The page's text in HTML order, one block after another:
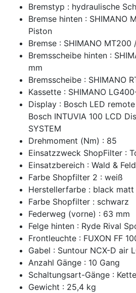
Bremstyp : hydraulische
Bremse hinten : SHIMANO
Piston
Bremse : SHIMANO
Bremsscheibe hinten :
mm
Bremsscheibe : SHIMANO
Kassette : SHIMANO
Display : Bosch LED
Bosch INTUVIA 100 LCD
SYSTEM
Drehmoment (Nm) : 85
Einsatzzweck ShopFilter :
Einsatzbereich : Wald &
Farbe Shopfilter 2 : weiß
Herstellerfarbe : black
Farbe Shopfilter : schwarz
Federweg (vorne) : 63 mm
Felge hinten : Ryde Rival
Frontleuchte : FUXON FF
Gabel : Suntour NCX-D air
Anzahl Gänge : 10 Gang
Schaltungsart-Gänge :
Gewicht : 25,4 kg